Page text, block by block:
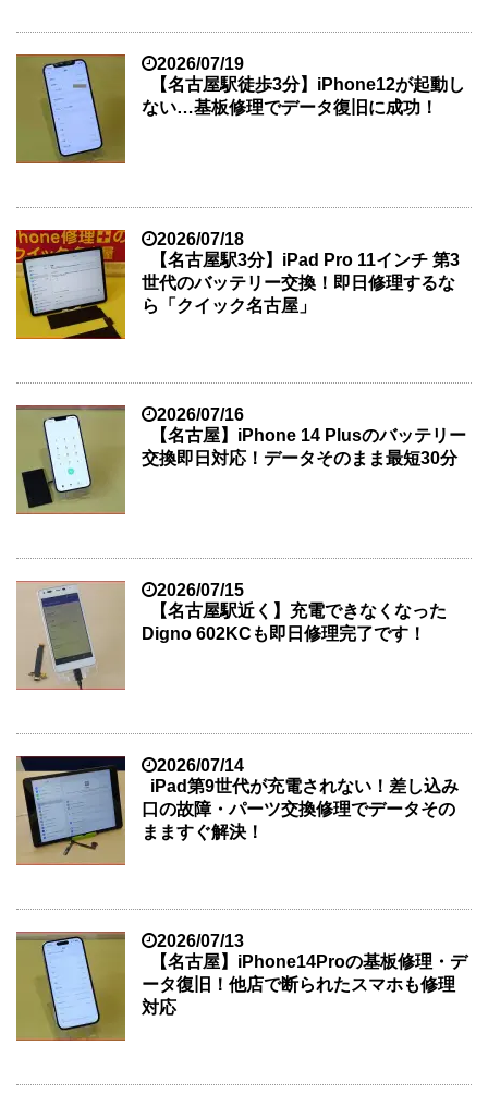
2026/07/19
【名古屋駅徒歩3分】iPhone12が起動し
ない…基板修理でデータ復旧に成功！
2026/07/18
【名古屋駅3分】iPad Pro 11インチ 第3
世代のバッテリー交換！即日修理するな
ら「クイック名古屋」
2026/07/16
【名古屋】iPhone 14 Plusのバッテリー
交換即日対応！データそのまま最短30分
2026/07/15
【名古屋駅近く】充電できなくなった
Digno 602KCも即日修理完了です！
2026/07/14
iPad第9世代が充電されない！差し込み
口の故障・パーツ交換修理でデータその
まますぐ解決！
2026/07/13
【名古屋】iPhone14Proの基板修理・デ
ータ復旧！他店で断られたスマホも修理
対応